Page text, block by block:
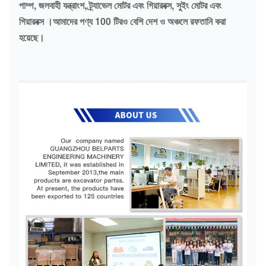
পাম্প, জলবাহী যন্ত্রাংশ, ট্র্যাভেল মোটর এবং গিয়ারবক্স, সুইং মোটর এবং
গিয়ারবক্স ।আমাদের পণ্য 100 টিরও বেশি দেশ ও অঞ্চলে রফতানি করা
হয়েছে।